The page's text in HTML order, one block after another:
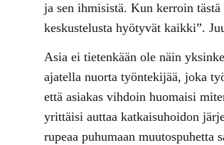
ja sen ihmisistä. Kun kerroin
keskustelusta hyötyvät kaikki”.
Asia ei tietenkään ole näin
ajatella nuorta työntekijää, joka
että asiakas vihdoin huomaisi
yrittäisi auttaa katkaisuhoidon
rupeaa puhumaan muutospuhetta